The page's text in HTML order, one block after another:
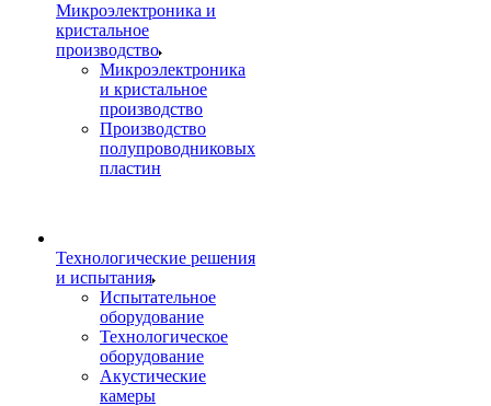
Микроэлектроника и
кристальное
производство
Микроэлектроника
и кристальное
производство
Производство
полупроводниковых
пластин
Технологические решения
и испытания
Испытательное
оборудование
Технологическое
оборудование
Акустические
камеры